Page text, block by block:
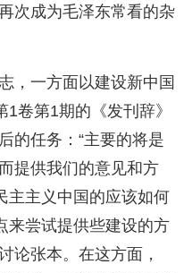
次成为毛泽东常看的杂
，一方面以建设新中国
1卷第1期的《发刊辞》
的任务：“主要的将是
提供我们的意见和方
主主义中国的应该如何
来尝试提供些建设的方
论张本。在这方面，